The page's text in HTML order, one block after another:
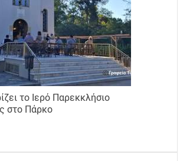
το Ιερό Παρεκκλήσιο
στο Πάρκο